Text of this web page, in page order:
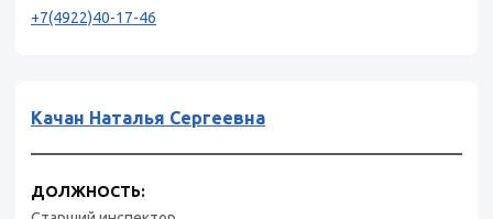
+7(4922)40-17-46
Качан Наталья Сергеевна
ДОЛЖНОСТЬ: